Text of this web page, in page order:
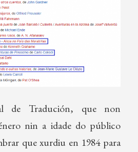
de Tradución, que non
nin a idade do público
que xurdiu en 1984 para